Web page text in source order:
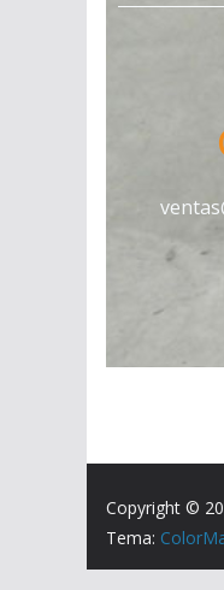
Copyright ©
Tema: